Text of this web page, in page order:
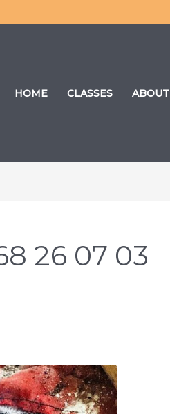
HOME CLASSES ABOUT
26 07 03